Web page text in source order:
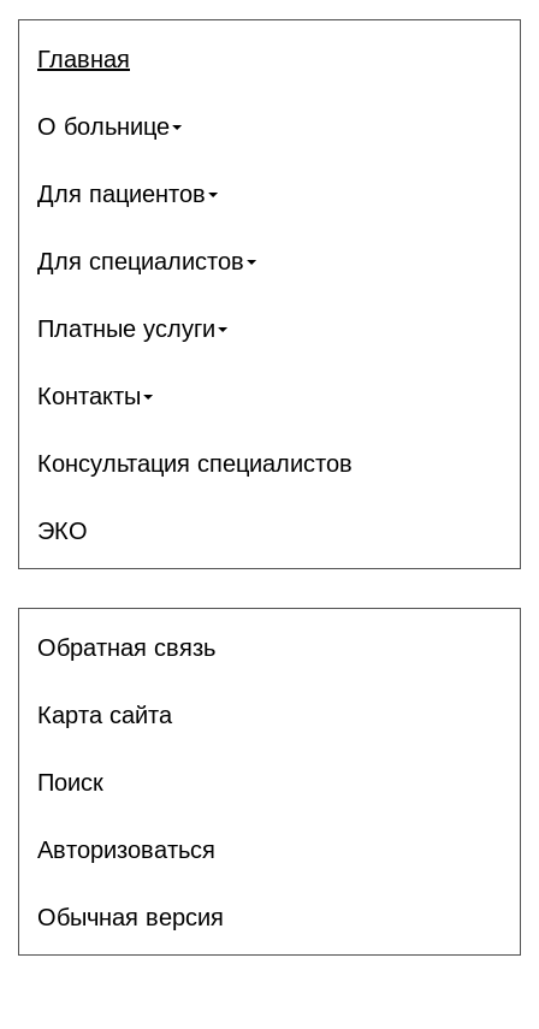
Главная
О больнице
Для пациентов
Для специалистов
Платные услуги
Контакты
Консультация специалистов
ЭКО
Обратная связь
Карта сайта
Поиск
Авторизоваться
Обычная версия